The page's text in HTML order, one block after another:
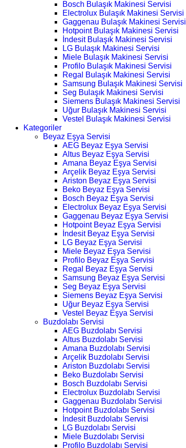
Bosch Bulaşık Makinesi Servisi
Electrolux Bulaşık Makinesi Servisi
Gaggenau Bulaşık Makinesi Servisi
Hotpoint Bulaşık Makinesi Servisi
İndesit Bulaşık Makinesi Servisi
LG Bulaşık Makinesi Servisi
Miele Bulaşık Makinesi Servisi
Profilo Bulaşık Makinesi Servisi
Regal Bulaşık Makinesi Servisi
Samsung Bulaşık Makinesi Servisi
Seg Bulaşık Makinesi Servisi
Siemens Bulaşık Makinesi Servisi
Uğur Bulaşık Makinesi Servisi
Vestel Bulaşık Makinesi Servisi
Kategoriler
Beyaz Eşya Servisi
AEG Beyaz Eşya Servisi
Altus Beyaz Eşya Servisi
Amana Beyaz Eşya Servisi
Arçelik Beyaz Eşya Servisi
Ariston Beyaz Eşya Servisi
Beko Beyaz Eşya Servisi
Bosch Beyaz Eşya Servisi
Electrolux Beyaz Eşya Servisi
Gaggenau Beyaz Eşya Servisi
Hotpoint Beyaz Eşya Servisi
İndesit Beyaz Eşya Servisi
LG Beyaz Eşya Servisi
Miele Beyaz Eşya Servisi
Profilo Beyaz Eşya Servisi
Regal Beyaz Eşya Servisi
Samsung Beyaz Eşya Servisi
Seg Beyaz Eşya Servisi
Siemens Beyaz Eşya Servisi
Uğur Beyaz Eşya Servisi
Vestel Beyaz Eşya Servisi
Buzdolabı Servisi
AEG Buzdolabı Servisi
Altus Buzdolabı Servisi
Amana Buzdolabı Servisi
Arçelik Buzdolabı Servisi
Ariston Buzdolabı Servisi
Beko Buzdolabı Servisi
Bosch Buzdolabı Servisi
Electrolux Buzdolabı Servisi
Gaggenau Buzdolabı Servisi
Hotpoint Buzdolabı Servisi
İndesit Buzdolabı Servisi
LG Buzdolabı Servisi
Miele Buzdolabı Servisi
Profilo Buzdolabı Servisi